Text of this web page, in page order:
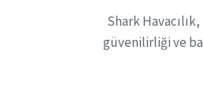
Shark
güvenilirliği ve